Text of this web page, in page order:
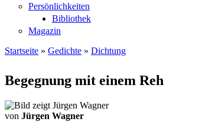
Persönlichkeiten
Bibliothek
Magazin
Startseite » Gedichte » Dichtung
Begegnung mit einem Reh
von Jürgen Wagner